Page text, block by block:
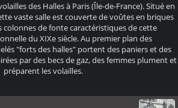
des Halles à Paris (Île-de-France). Situé en
vaste salle est couverte de voûtes en briques
colonnes de fonte caractéristiques de cette
du XIXe siècle. Au premier plan des
"forts des halles" portent des paniers et des
par des becs de gaz, des femmes plument et
préparent les volailles.